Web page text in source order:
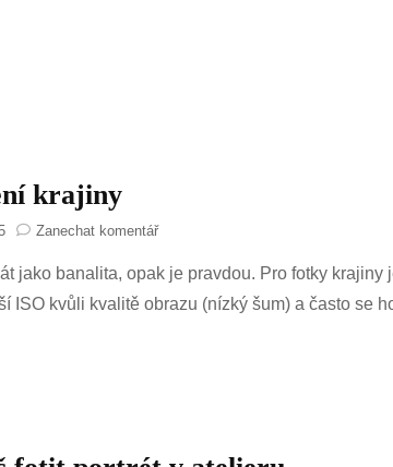
krajiny
Zanechat komentářna
tipů
jako banalita, opak je pravdou. Pro fotky
ISO kvůli kvalitě obrazu (nízký šum) a často se